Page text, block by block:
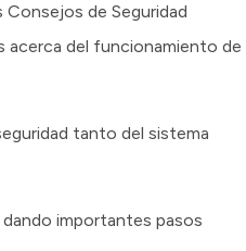
de Seguridad
acerca del funcionamiento de
tanto del sistema
importantes pasos